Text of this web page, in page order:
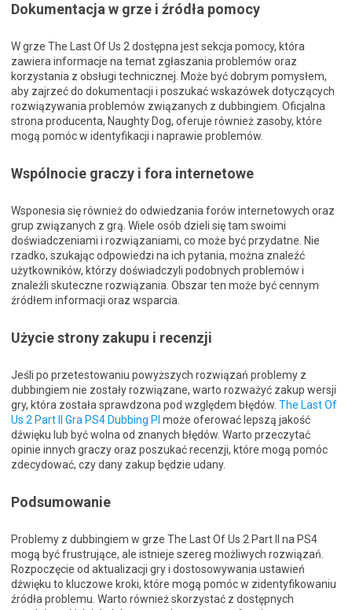
Dokumentacja w grze i źródła pomocy
W grze The Last Of Us 2 dostępna jest sekcja pomocy, która
zawiera informacje na temat zgłaszania problemów oraz
korzystania z obsługi technicznej. Może być dobrym pomysłem,
aby zajrzeć do dokumentacji i poszukać wskazówek dotyczących
rozwiązywania problemów związanych z dubbingiem. Oficjalna
strona producenta, Naughty Dog, oferuje również zasoby, które
mogą pomóc w identyfikacji i naprawie problemów.
Wspólnocie graczy i fora internetowe
Wsponesia się również do odwiedzania forów internetowych oraz
grup związanych z grą. Wiele osób dzieli się tam swoimi
doświadczeniami i rozwiązaniami, co może być przydatne. Nie
rzadko, szukając odpowiedzi na ich pytania, można znaleźć
użytkowników, którzy doświadczyli podobnych problemów i
znaleźli skuteczne rozwiązania. Obszar ten może być cennym
źródłem informacji oraz wsparcia.
Użycie strony zakupu i recenzji
Jeśli po przetestowaniu powyższych rozwiązań problemy z
dubbingiem nie zostały rozwiązane, warto rozważyć zakup wersji
gry, która została sprawdzona pod względem błędów. The Last Of
Us 2 Part II Gra PS4 Dubbing Pl może oferować lepszą jakość
dźwięku lub być wolna od znanych błędów. Warto przeczytać
opinie innych graczy oraz poszukać recenzji, które mogą pomóc
zdecydować, czy dany zakup będzie udany.
Podsumowanie
Problemy z dubbingiem w grze The Last Of Us 2 Part II na PS4
mogą być frustrujące, ale istnieje szereg możliwych rozwiązań.
Rozpoczęcie od aktualizacji gry i dostosowywania ustawień
dźwięku to kluczowe kroki, które mogą pomóc w zidentyfikowaniu
źródła problemu. Warto również skorzystać z dostępnych